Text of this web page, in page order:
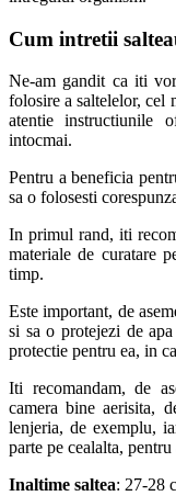
Cum intretii
Ne-am gandit ca iti
folosire a saltelelor, cel
atentie instructiunile
intocmai.
Pentru a beneficia
sa o folosesti
In primul rand, iti
materiale de curatare
timp.
Este important, de
si sa o protejezi de
protectie pentru ea, in
Iti recomandam, de
camera bine aerisita,
lenjeria, de exemplu,
parte pe cealalta,
Inaltime saltea: 27-28